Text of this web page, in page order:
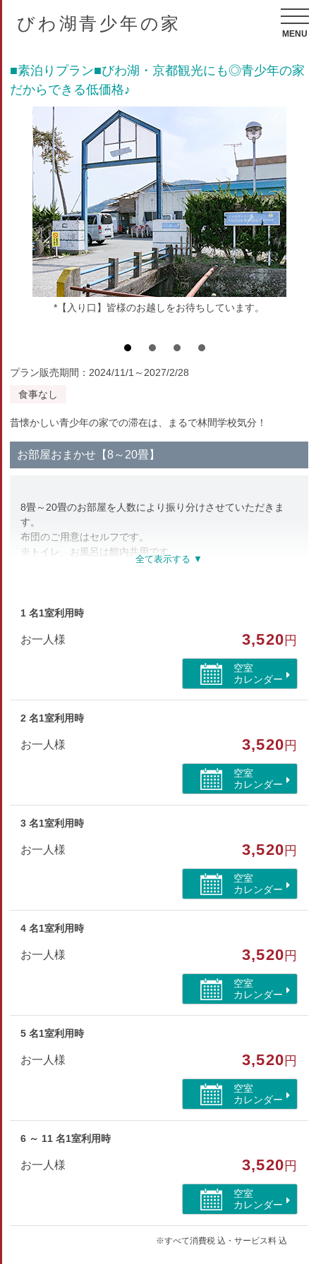
びわ湖青少年の家
MENU
■素泊りプラン■びわ湖・京都観光にも◎青少年の家
だからできる低価格♪
*【入り口】皆様のお越しをお待ちしています。
プラン販売期間：2024/11/1～2027/2/28
食事なし
昔懐かしい青少年の家での滞在は、まるで林間学校気分！
お部屋おまかせ【8～20畳】
8畳～20畳のお部屋を人数により振り分けさせていただきま
す。
布団のご用意はセルフです。
※トイレ、お風呂は館内共用です。
※タオルや浴衣等のアメニティはご持参下さい
部屋種別
その他
1 名1室利用時
お一人様 3,520 円
空室
カレンダー
2 名1室利用時
お一人様 3,520 円
空室
カレンダー
3 名1室利用時
お一人様 3,520 円
空室
カレンダー
4 名1室利用時
お一人様 3,520 円
空室
カレンダー
5 名1室利用時
お一人様 3,520 円
空室
カレンダー
6 ～ 11 名1室利用時
お一人様 3,520 円
空室
カレンダー
※すべて消費税 込・サービス料 込